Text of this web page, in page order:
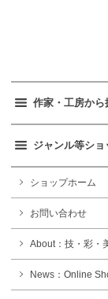
作家・工房から
ジャンル等ショ
ショップホーム
お問い合わせ
About：技・彩・
News：Online